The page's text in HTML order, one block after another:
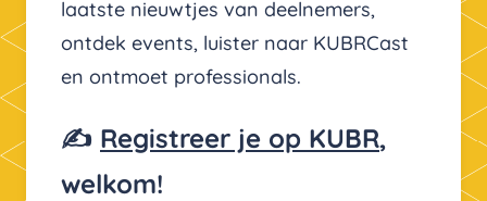
laatste nieuwtjes van deelnemers,
ontdek events, luister naar KUBRCast
en ontmoet professionals.
✍️ Registreer je op KUBR,
welkom!